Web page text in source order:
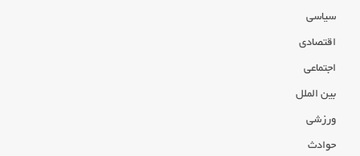
سیاسی
اقتصادی
اجتماعی
بین الملل
ورزشی
حوادث